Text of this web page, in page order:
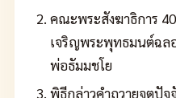
คณะพระสังฆาธิการ
เจริญพระพุทธมนต์ฉล
พ่อธัมมชโย
พิธีกล่าวคำถวายจตุปัจ